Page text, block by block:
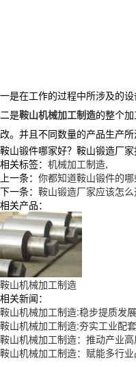
一是在工作的过程中所涉及的
二是鞍山机械加工制造的整个
改。并且不同数量的产品生产
鞍山锻件哪家好？鞍山锻造厂
相关标签： 机械加工制造,
上一条： 你都知道鞍山锻件的哪
下一条： 鞍山锻造厂家应该怎么
相关产品：
鞍山机械加工制造
相关新闻：
鞍山机械加工制造:稳步提质发展
鞍山机械加工制造:夯实工业配
鞍山机械加工制造：推动产业
鞍山机械加工制造：赋能多行